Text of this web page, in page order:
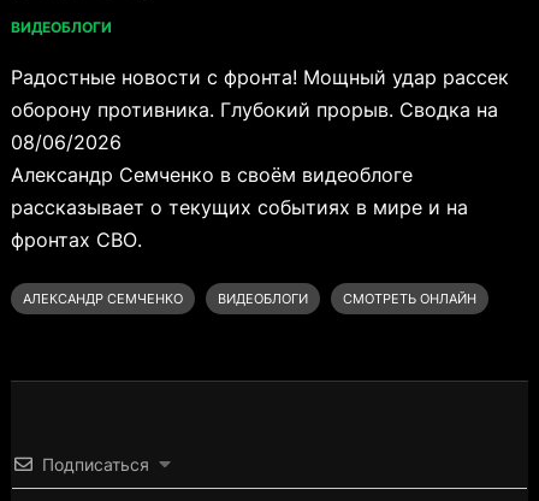
ВИДЕОБЛОГИ
Радостные новости с фронта! Мощный удар рассек
оборону противника. Глубокий прорыв. Сводка на
08/06/2026
Александр Семченко в своём видеоблоге
рассказывает о текущих событиях в мире и на
фронтах СВО.
АЛЕКСАНДР СЕМЧЕНКО ВИДЕОБЛОГИ СМОТРЕТЬ ОНЛАЙН
Подписаться